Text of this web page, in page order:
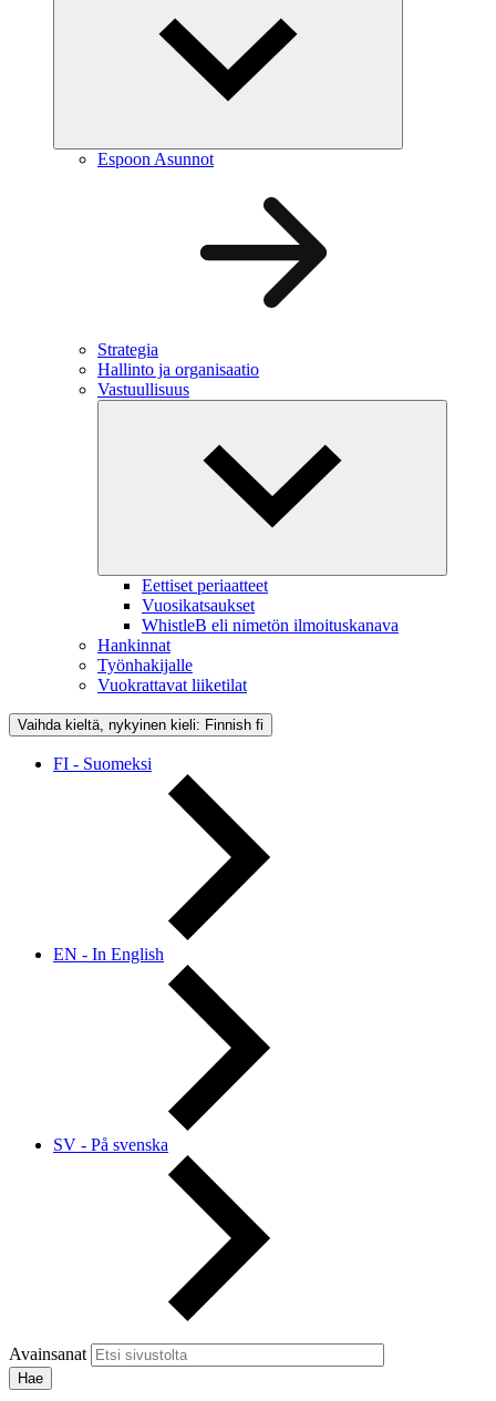
Espoon Asunnot
Strategia
Hallinto ja organisaatio
Vastuullisuus
Eettiset periaatteet
Vuosikatsaukset
WhistleB eli nimetön ilmoituskanava
Hankinnat
Työnhakijalle
Vuokrattavat liiketilat
Vaihda kieltä, nykyinen kieli: Finnish fi
FI - Suomeksi
EN - In English
SV - På svenska
Avainsanat